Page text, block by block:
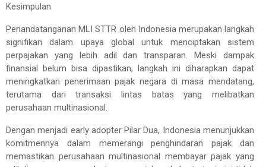
Kesimpulan
Penandatanganan MLI STTR oleh Indonesia merupakan langkah
signifikan dalam upaya global untuk menciptakan sistem
perpajakan yang lebih adil dan transparan. Meski dampak
finansial belum bisa dipastikan, langkah ini diharapkan dapat
meningkatkan penerimaan pajak negara di masa mendatang,
terutama dari transaksi lintas batas yang melibatkan
perusahaan multinasional.
Dengan menjadi early adopter Pilar Dua, Indonesia menunjukkan
komitmennya dalam memerangi penghindaran pajak dan
memastikan perusahaan multinasional membayar pajak yang